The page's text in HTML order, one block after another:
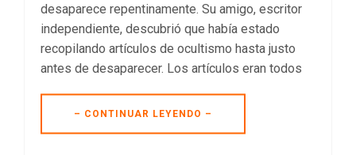
desaparece repentinamente. Su amigo, escritor
independiente, descubrió que había estado
recopilando artículos de ocultismo hasta justo
antes de desaparecer. Los artículos eran todos
– CONTINUAR LEYENDO –